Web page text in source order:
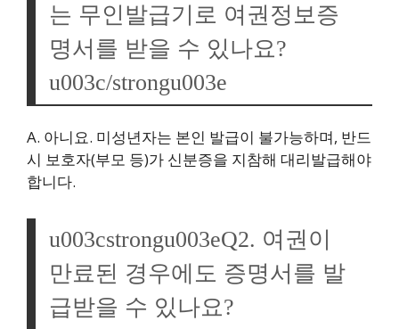
는 무인발급기로 여권정보증
명서를 받을 수 있나요?
u003c/strongu003e
A. 아니요. 미성년자는 본인 발급이 불가능하며, 반드
시 보호자(부모 등)가 신분증을 지참해 대리발급해야
합니다.
u003cstrongu003eQ2. 여권이
만료된 경우에도 증명서를 발
급받을 수 있나요?